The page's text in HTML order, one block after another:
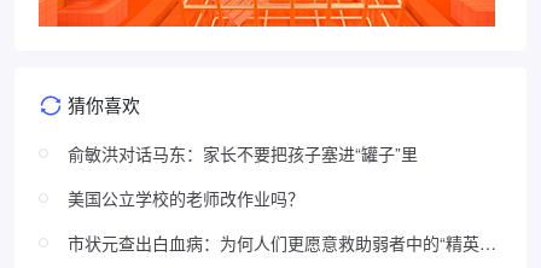
猜你喜欢
俞敏洪对话马东：家长不要把孩子塞进“罐子”里
美国公立学校的老师改作业吗？
市状元查出白血病：为何人们更愿意救助弱者中的“精英分